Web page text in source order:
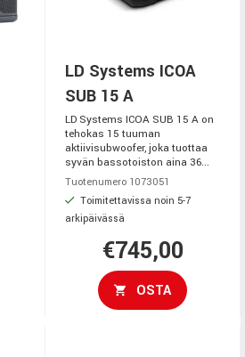
LD Systems ICOA
SUB 15 A
LD Systems ICOA SUB 15 A on
tehokas 15 tuuman
aktiivisubwoofer, joka tuottaa
syvän bassotoiston aina 36...
Tuotenumero 1073051
Toimitettavissa noin 5-7
arkipäivässä
€745,00
OSTA